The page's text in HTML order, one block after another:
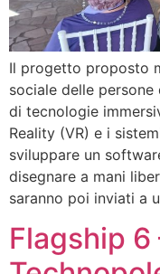
Il progetto proposto
sociale delle persone
di tecnologie
Reality (VR) e i
sviluppare un
disegnare a mani
saranno poi inviati a
Flagship 6